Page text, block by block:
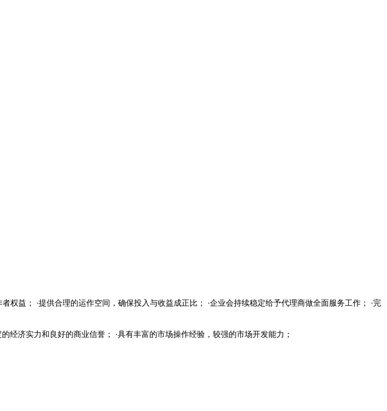
权益； ·提供合理的运作空间，确保投入与收益成正比； ·企业会持续稳定给予代理商做全面服务工作； ·完
经济实力和良好的商业信誉； ·具有丰富的市场操作经验，较强的市场开发能力；